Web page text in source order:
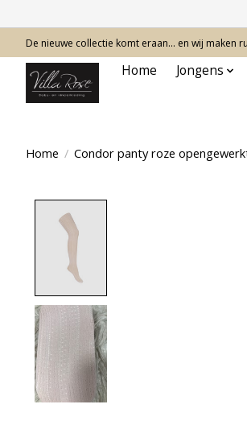
De nieuwe collectie komt eraan… en wij maken
Home Jongens
Home / Condor panty roze